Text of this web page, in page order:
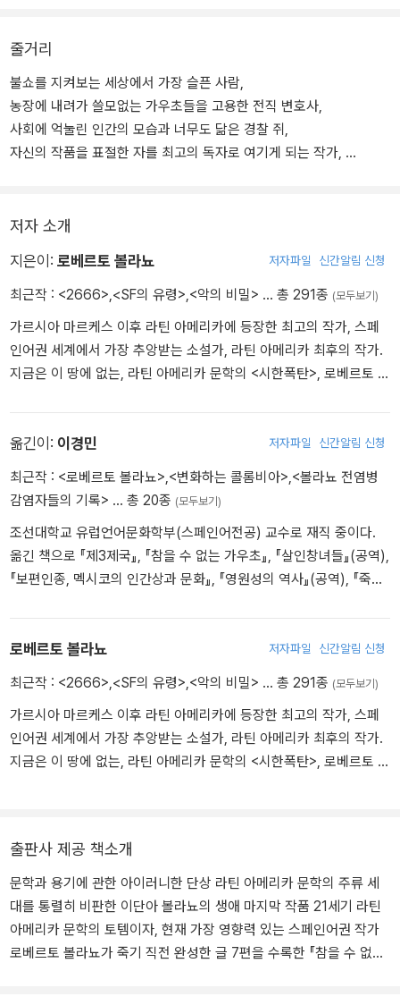
다. 어쩌면 그 심연이 해독제를 찾을 수 있는 유일한 곳일지도 모릅니
다.(본문 149~150면, 「문학+병=병」 중에서)
사를 하는 것입니다(그러면 아스나르 총리가 세르누다를 유창하게 읽
듯 빌 클린턴이 『허 클 베 리 핀 의 모험』의 한 구절을 통째로 외워서
낭송할 수 있는지 확인할 수 있을 테죠).(본문 167~168면, 「크툴루
신화」 중에서)
줄거리
불쇼를 지켜보는 세상에서 가장 슬픈 사람,
농장에 내려가 쓸모없는 가우초들을 고용한 전직 변호사,
사회에 억눌린 인간의 모습과 너무도 닮은 경찰 쥐,
자신의 작품을 표절한 자를 최고의 독자로 여기게 되는 작가,
스페인어권 작가들을 향한 쓰디쓴 독설.
볼라뇨의 문학적 유서.
저자 소개
지은이: 로베르토 볼라뇨 저자파일 신간알림 신청
최근작 : <2666>,<SF의 유령>,<악의 비밀> … 총 291종 (모두보기)
가르시아 마르케스 이후 라틴 아메리카에 등장한 최고의 작가, 스페
인어권 세계에서 가장 추앙받는 소설가, 라틴 아메리카 최후의 작가.
지금은 이 땅에 없는, 라틴 아메리카 문학의 <시한폭탄>, 로베르토 볼
인으로 여겼던 그는 15세부터 시를 쓰기 시작해 20대 초반에는 <인
프라레알리스모>라는 반항적 시 문학 운동을 이끌기도 했다. 이어 2
0대 중반 유럽으로 이주, 30대 이후 본격적으로 소설 쓰기에 투신한
다. 볼라뇨는 첫 장편 『아이스링크』(1993)를 필두로 거의 매년 소설
을 펴냈고, 각종 문학상을 휩쓸며 <볼라뇨 전염병>을 퍼뜨렸다. 특히
1998년 발표한 방대한 소설 『야만스러운 탐정들』로 라틴 아메리카
의 노벨 문학상이라 불리는 로물로 가예고스상을 수상하면서 더 이상
생의 역작이자 전례 없는 <메가 소설>로서 스페인과 칠레, 미국의 문
학상을 휩쓸었다. 그의 작품에서는 범죄, 죽음, 창녀의 삶과 같은 어둠
기, 그리고 암담했던 라틴 아메리카의 정치적 상황에 관한 통렬한 성
찰이 끝없이 펼쳐진다. 그의 글은 사실과 허구가 절묘하게 중첩되고
혼재하며, 깊은 철학적 사고가 위트 넘치는 풍자와 결합하여 끊임없
녀들』(2001), 『참을 수 없는 가우초』(2003), 시집 『낭만적인 개들』
(1995) 등이 있다.
옮긴이: 이경민 저자파일 신간알림 신청
최근작 : <로베르토 볼라뇨>,<변화하는 콜롬비아>,<볼라뇨 전염병
감염자들의 기록> … 총 20종 (모두보기)
조선대학교 유럽언어문화학부(스페인어전공) 교수로 재직 중이다.
옮긴 책으로 『제3제국』, 『참을 수 없는 가우초』, 『살인창녀들』(공역),
『보편인종, 멕시코의 인간상과 문화』, 『영원성의 역사』(공역), 『죽음
로베르토 볼라뇨 저자파일 신간알림 신청
최근작 : <2666>,<SF의 유령>,<악의 비밀> … 총 291종 (모두보기)
가르시아 마르케스 이후 라틴 아메리카에 등장한 최고의 작가, 스페
인어권 세계에서 가장 추앙받는 소설가, 라틴 아메리카 최후의 작가.
지금은 이 땅에 없는, 라틴 아메리카 문학의 <시한폭탄>, 로베르토 볼
프라레알리스모>라는 반항적 시 문학 운동을 이끌기도 했다. 이어 2
0대 중반 유럽으로 이주, 30대 이후 본격적으로 소설 쓰기에 투신한
다. 볼라뇨는 첫 장편 『아이스링크』(1993)를 필두로 거의 매년 소설
을 펴냈고, 각종 문학상을 휩쓸며 <볼라뇨 전염병>을 퍼뜨렸다. 특히
1998년 발표한 방대한 소설 『야만스러운 탐정들』로 라틴 아메리카
출판사 제공 책소개
문학과 용기에 관한 아이러니한 단상 라틴 아메리카 문학의 주류 세
대를 통렬히 비판한 이단아 볼라뇨의 생애 마지막 작품 21세기 라틴
아메리카 문학의 토템이자, 현재 가장 영향력 있는 스페인어권 작가
로베르토 볼라뇨가 죽기 직전 완성한 글 7편을 수록한 『참을 수 없는